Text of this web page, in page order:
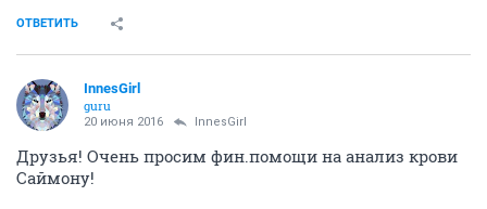
ОТВЕТИТЬ
InnesGirl
guru
20 июня 2016 InnesGirl
Друзья! Очень просим фин.помощи на анализ крови
Саймону!